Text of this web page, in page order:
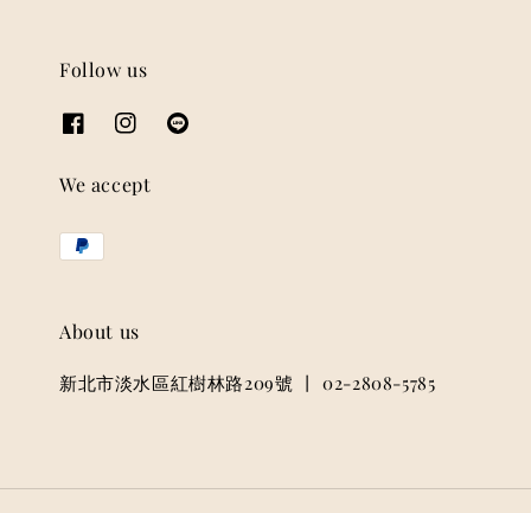
Follow us
We accept
About us
新北市淡水區紅樹林路209號 丨 02-2808-5785